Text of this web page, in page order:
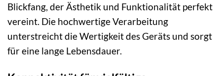
Blickfang, der Ästhetik und Funktionalität perfekt
vereint. Die hochwertige Verarbeitung
unterstreicht die Wertigkeit des Geräts und sorgt
für eine lange Lebensdauer.